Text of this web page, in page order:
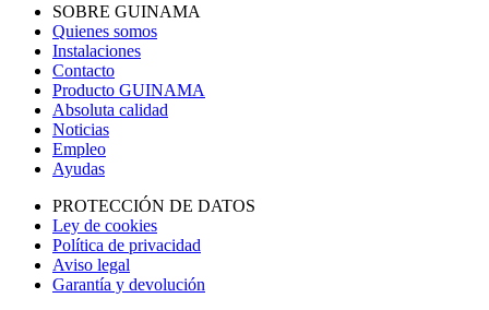
SOBRE GUINAMA
Quienes somos
Instalaciones
Contacto
Producto GUINAMA
Absoluta calidad
Noticias
Empleo
Ayudas
PROTECCIÓN DE DATOS
Ley de cookies
Política de privacidad
Aviso legal
Garantía y devolución